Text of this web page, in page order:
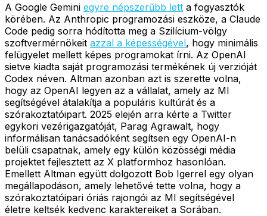
A Google Gemini egyre népszerűbb lett a fogyasztók
körében. Az Anthropic programozási eszköze, a Claude
Code pedig sorra hódította meg a Szilícium-völgy
szoftvermérnökeit azzal a képességével, hogy minimális
felügyelet mellett képes programokat írni. Az OpenAI
sietve kiadta saját programozási termékének új verzióját
Codex néven. Altman azonban azt is szerette volna,
hogy az OpenAI legyen az a vállalat, amely az MI
segítségével átalakítja a populáris kultúrát és a
szórakoztatóipart. 2025 elején arra kérte a Twitter
egykori vezérigazgatóját, Parag Agrawalt, hogy
informálisan tanácsadóként segítsen egy OpenAI-n
belüli csapatnak, amely egy külön közösségi média
projektet fejlesztett az X platformhoz hasonlóan.
Emellett Altman együtt dolgozott Bob Igerrel egy olyan
megállapodáson, amely lehetővé tette volna, hogy a
szórakoztatóipari óriás rajongói az MI segítségével
életre keltsék kedvenc karaktereiket a Sorában.